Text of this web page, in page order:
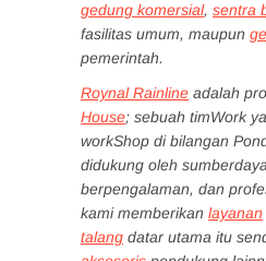
gedung komersial, sentra
fasilitas umum, maupun
pemerintah.
Roynal Rainline adalah
House; sebuah timWork
workShop di bilangan
didukung oleh
berpengalaman, dan
kami memberikan layanan
talang datar utama itu